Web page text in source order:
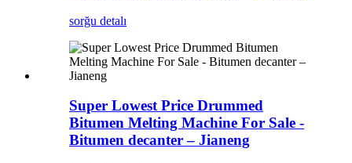
sorğu detalı
Super Lowest Price Drummed
Bitumen Melting Machine For Sale -
Bitumen decanter – Jianeng